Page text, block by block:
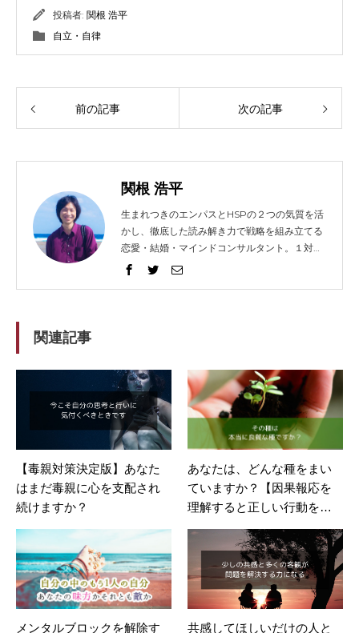
投稿者: 関根 浩平
自立・自律
前の記事 次の記事
関根 浩平
生まれつきのエンパスとHSPの２つの気質を活
かし、徹底した読み解き力で戦略を組み立てる
恋愛・結婚・マインドコンサルタント。１対１
でガッツリ語り合うセッションとコンテンツ発
ージ制作もしてますが、WEBデザイナーでは
ないのです。
関連記事
【毒親対策決定版】あなた
はまだ毒親に心を支配され
続けますか？
あなたは、どんな種をまい
ていますか？【因果報応を
理解すると正しい行動をし
たくなる】
メンタルブロックを解除す
共感してほしいだけの人と